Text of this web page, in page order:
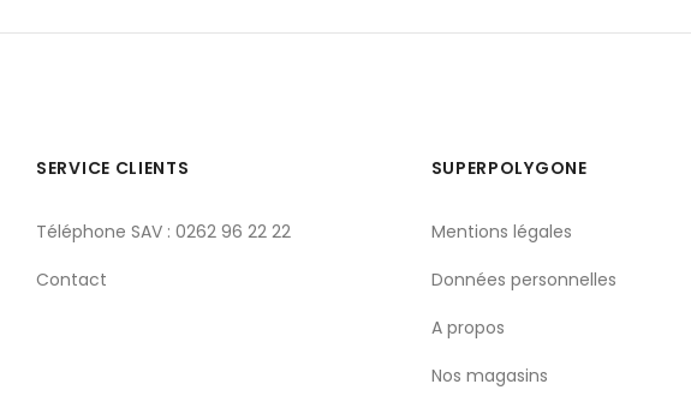
SERVICE CLIENTS
Téléphone SAV : 0262 96 22 22
Contact
SUPERPOLYGONE
Mentions légales
Données personnelles
A propos
Nos magasins